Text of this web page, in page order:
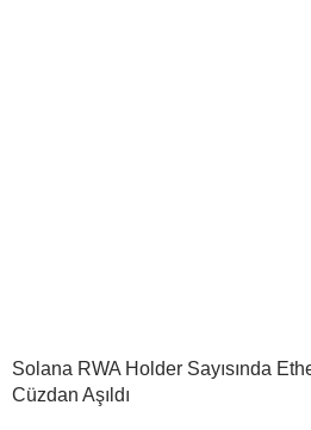
Solana RWA Holder Sayısında
Cüzdan Aşıldı